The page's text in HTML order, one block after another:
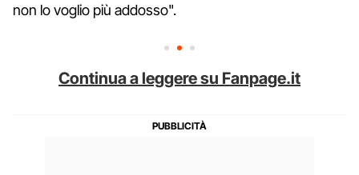
non lo voglio più addosso".
Continua a leggere su Fanpage.it